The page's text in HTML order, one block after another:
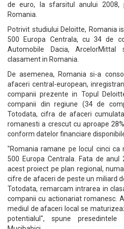
de euro, la sfarsitul anului 2008,
Romania.
Potrivit studiului Deloitte, Romania
500 Europa Centrala, cu 34 de
Automobile Dacia,
clasament in Romania.
De asemenea, Romania si-a
afaceri central-european,
companii prezente in Topul
companii din regiune (34 de
Totodata, cifra de afaceri
romanesti a crescut cu aproape
conform datelor financiare
"Romania ramane pe locul cinci ca
500 Europa Centrala. Fata de
acest proiect pe plan regional,
cifre de afaceri de peste un miliard
Totodata, remarcam intrarea in
companii cu actionariat romanesc.
mediul de afaceri local se
potentialul", spune presedintele